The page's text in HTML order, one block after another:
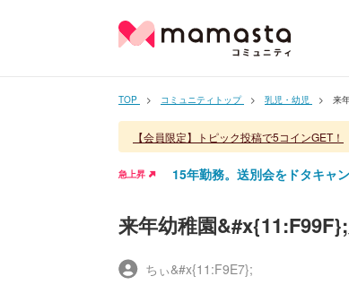
TOP コミュニティトップ 乳児・幼児 来
【会員限定】トピック投稿で5コインGET！
急上昇 15年勤務。送別会をドタキャ
来年幼稚園
ちぃ&#x{11:F9E7};